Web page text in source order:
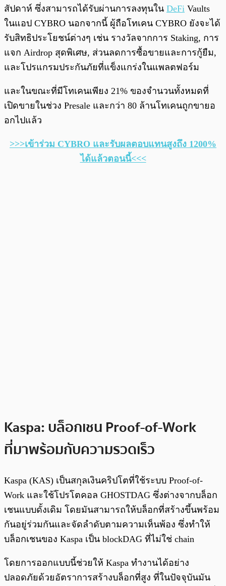
สัปดาห์ ซึ่งสามารถได้รับผ่านการลงทุนใน DeFi Vaults
ในแอป CYBRO นอกจากนี้ ผู้ถือโทเคน CYBRO ยังจะได้
รับสิทธิประโยชน์ต่างๆ เช่น รางวัลจากการ Staking, การ
แจก Airdrop สุดพิเศษ, ส่วนลดการซื้อขายและการกู้ยืม,
และโปรแกรมประกันภัยที่แข็งแกร่งในแพลตฟอร์ม
และในขณะที่มีโทเคนเพียง 21% ของจำนวนทั้งหมดที่
เปิดขายในช่วง Presale และกว่า 80 ล้านโทเคนถูกขายอ
อกไปแล้ว
>>>เข้าร่วม CYBRO และรับผลตอบแทนสูงถึง 1200%
ได้แล้วตอนนี้<<<
Kaspa: บล็อกเชน Proof-of-Work
ที่มาพร้อมกับความรวดเร็ว
Kaspa (KAS) เป็นสกุลเงินคริปโตที่ใช้ระบบ Proof-of-
Work และใช้โปรโตคอล GHOSTDAG ซึ่งต่างจากบล็อก
เชนแบบดั้งเดิม โดยมันสามารถให้บล็อกที่สร้างขึ้นพร้อม
กันอยู่ร่วมกันและจัดลำดับตามความเห็นพ้อง ซึ่งทำให้
บล็อกเชนของ Kaspa เป็น blockDAG ที่ไม่ใช่ chain
โดยการออกแบบนี้ช่วยให้ Kaspa ทำงานได้อย่าง
ปลอดภัยด้วยอัตราการสร้างบล็อกที่สูง ที่ในปัจจุบันมัน